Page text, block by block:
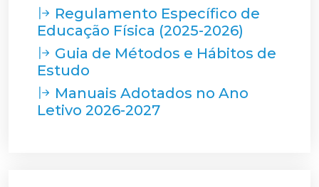
Regulamento Específico de
Educação Física (2025-2026)
Guia de Métodos e Hábitos de
Estudo
Manuais Adotados no Ano
Letivo 2026-2027